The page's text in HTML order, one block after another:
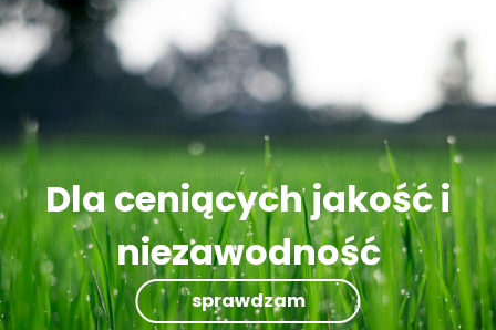
Dla ceniących jakość i
niezawodność
sprawdzam